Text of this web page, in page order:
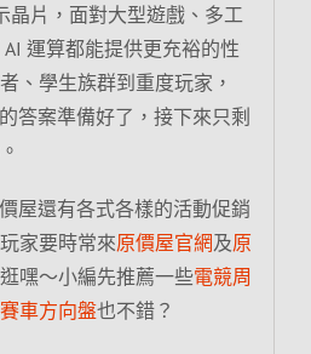
晶片，面對大型遊戲、多工
運算都能提供更充裕的性
、學生族群到重度玩家，
答案準備好了，接下來只剩
屋還有各式各樣的活動促銷
家要時常來原價屋官網及原
嘿～小編先推薦一些電競周
車方向盤也不錯？